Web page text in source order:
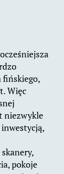
fińskiego,
Więc
niezwykle
pokoje